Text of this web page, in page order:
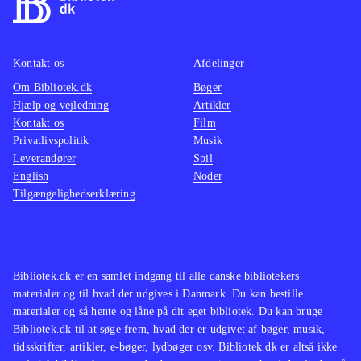
I forhold til rallysportens udbredelse
kendt er Colin Mcrae-udgivelserne,
som fxColin McRae - dirt 2
(Playstation 3). WRC5 er dog eneste
nyere spil med licenserede
rallykørere og biler
Bibliotek.dk er en samlet indgang til alle danske bibliotekers
materialer og til hvad der udgives i Danmark. Du kan bestille
materialer og så hente og låne på dit eget bibliotek. Du kan bruge
Bibliotek.dk til at søge frem, hvad der er udgivet af bøger, musik,
tidsskrifter, artikler, e-bøger, lydbøger osv. Bibliotek.dk er altså ikke
Kontakt os
Om Bibliotek.dk
Hjælp og vejledning
Kontakt os
Privatlivspolitik
Leverandører
English
Tilgængelighedserklæring
Afdelinger
Bøger
Artikler
Film
Musik
Spil
Noder